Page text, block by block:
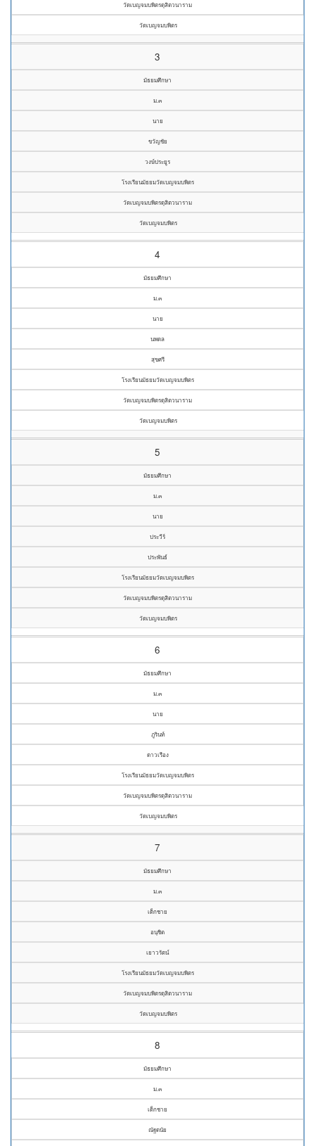
วัดเบญจมบพิตรดุสิตวนาราม
วัดเบญจมบพิตร
3
มัธยมศึกษา
ม.๓
นาย
ขวัญชัย
วงษ์ประยูร
โรงเรียนมัธยมวัดเบญจมบพิตร
วัดเบญจมบพิตรดุสิตวนาราม
วัดเบญจมบพิตร
4
มัธยมศึกษา
ม.๓
นาย
นพดล
สุขศรี
โรงเรียนมัธยมวัดเบญจมบพิตร
วัดเบญจมบพิตรดุสิตวนาราม
วัดเบญจมบพิตร
5
มัธยมศึกษา
ม.๓
นาย
ประวีร์
ประพันธ์
โรงเรียนมัธยมวัดเบญจมบพิตร
วัดเบญจมบพิตรดุสิตวนาราม
วัดเบญจมบพิตร
6
มัธยมศึกษา
ม.๓
นาย
ภูรินท์
ดาวเรือง
โรงเรียนมัธยมวัดเบญจมบพิตร
วัดเบญจมบพิตรดุสิตวนาราม
วัดเบญจมบพิตร
7
มัธยมศึกษา
ม.๓
เด็กชาย
อนุชิต
เยาวรัตน์
โรงเรียนมัธยมวัดเบญจมบพิตร
วัดเบญจมบพิตรดุสิตวนาราม
วัดเบญจมบพิตร
8
มัธยมศึกษา
ม.๓
เด็กชาย
ณัฐดนัย